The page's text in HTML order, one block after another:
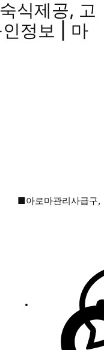
식제공, 고
정보 | 마
■아로마관리사급구,